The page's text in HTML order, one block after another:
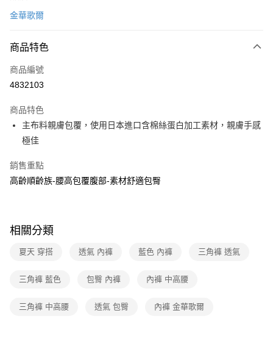
信用卡一次付款
LINE Pay
街口支付
運送方式
全家取貨付款
每筆NT$80，滿NT$1,000(含以上)免運費
付款後全家取貨
每筆NT$80，滿NT$1,000(含以上)免運費
每筆NT$80，滿NT$1,000(含以上)免運費
金華歌爾
商品特色
商品編號
4832103
商品特色
主布料親膚包覆，使用日本進口含棉絲蛋白加工素材，親膚手感
極佳
銷售重點
高齡順齡族-腰高包覆腹部-素材舒適包臀
相關分類
夏天 穿搭 透氣 內褲 藍色 內褲 三角褲 透氣
三角褲 藍色 包臀 內褲 內褲 中高腰
三角褲 中高腰 透氣 包臀 內褲 金華歌爾